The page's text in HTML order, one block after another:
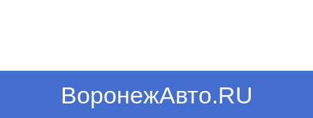
ВоронежАвто.RU